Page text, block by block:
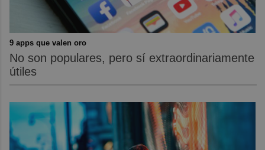
9 apps que valen oro
No son populares, pero sí extraordinariamente
útiles